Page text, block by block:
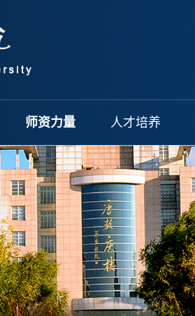
师资力量 人才培养